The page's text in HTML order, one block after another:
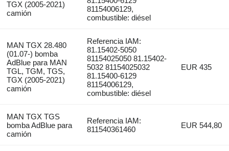
TGX (2005-2021)
camión
81154006129,
combustible: diésel
MAN TGX 28.480
(01.07-) bomba
AdBlue para MAN
TGL, TGM, TGS,
TGX (2005-2021)
camión
Referencia IAM:
81.15402-5050
81154025050 81.15402-
5032 81154025032
81.15400-6129
81154006129,
combustible: diésel
EUR 435
MAN TGX TGS
bomba AdBlue para
camión
Referencia IAM:
811540361460
EUR 544,80